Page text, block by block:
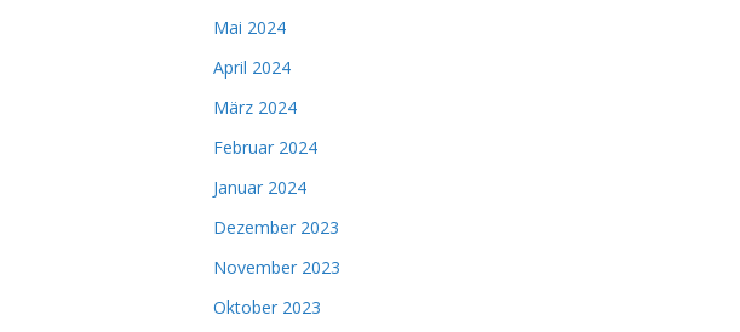
Mai 2024
April 2024
März 2024
Februar 2024
Januar 2024
Dezember 2023
November 2023
Oktober 2023